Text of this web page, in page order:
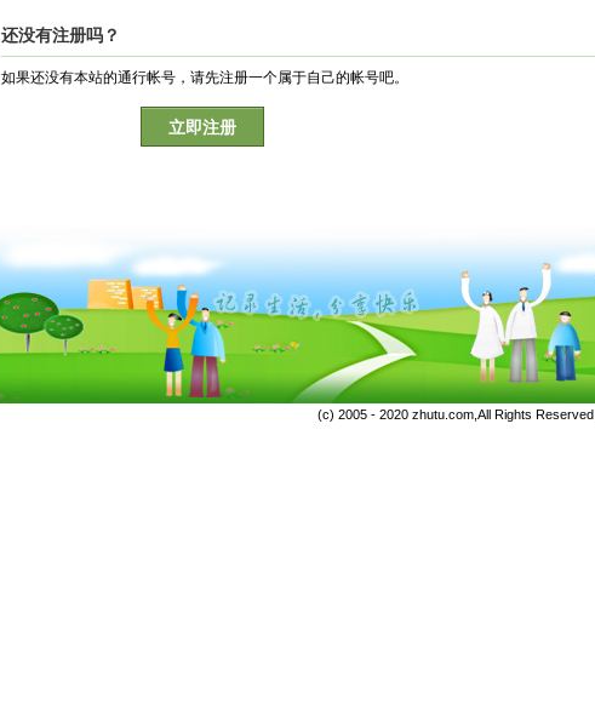
还没有注册吗？
如果还没有本站的通行帐号，请先注册一个属于自己的帐号吧。
立即注册
(c) 2005 - 2020 zhutu.com,All Rights Reserved